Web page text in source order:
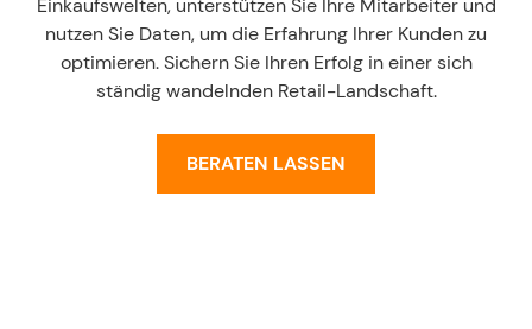
Einkaufswelten, unterstützen Sie Ihre Mitarbeiter und
nutzen Sie Daten, um die Erfahrung Ihrer Kunden zu
optimieren. Sichern Sie Ihren Erfolg in einer sich
ständig wandelnden Retail-Landschaft.
BERATEN LASSEN